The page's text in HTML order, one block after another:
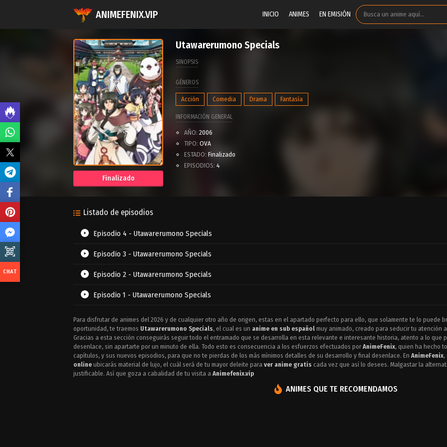
ANIMEFENIX.VIP INICIO ANIMES EN EMISIÓN
Finalizado
Utawarerumono Specials
SINOPSIS
GÉNEROS
Acción Comedia Drama Fantasía
INFORMACIÓN GENERAL
AÑO: 2006
TIPO: OVA
ESTADO: Finalizado
EPISODIOS: 4
Listado de episodios
Episodio 4 - Utawarerumono Specials
Episodio 3 - Utawarerumono Specials
Episodio 2 - Utawarerumono Specials
Episodio 1 - Utawarerumono Specials
Para disfrutar de animes del 2026 y de cualquier otro año de origen, estas en el apartado perfecto para ello, que solamente te lo puede
oportunidad, te traemos Utawarerumono Specials, el cual es un anime en sub español muy animado, creado para seducir tu atención
Gracias a esta sección conseguirás seguir todo el entramado que se desarrolla en esta relevante e interesante historia, atento a lo que
desenlace, sin apartarte por un minuto de ella. Todo esto es consecuencia a los esfuerzos efectuados por AnimeFenix, quien ha hecho
capítulos, y sus nuevos episodios, para que no te pierdas de los más mínimos detalles de su desarrollo y final desenlace. En AnimeFenix,
online ubicarás material de lujo, el cuál será de tu mayor deleite para ver anime gratis cada vez que así lo desees. Malgastar la
justificable. Así que goza a cabalidad de tu visita a Animefenix.vip
ANIMES QUE TE RECOMENDAMOS